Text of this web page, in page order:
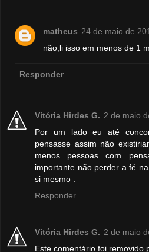
matheus 24 de maio de
não,li isso em menos de 1
Responder
Vitória Hirdes G. 2 de maio
Por um lado eu até
pensasse assim não
menos pessoas com
importante não perder a fé
si mesmo .
Responder
Vitória Hirdes G. 2 de maio
Este comentário foi removido